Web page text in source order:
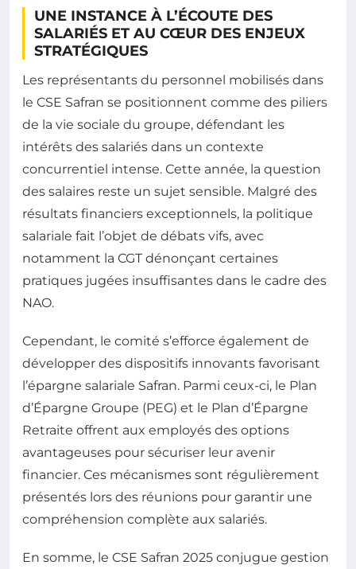
UNE INSTANCE À L’ÉCOUTE DES
SALARIÉS ET AU CŒUR DES ENJEUX
STRATÉGIQUES
Les représentants du personnel mobilisés dans
le CSE Safran se positionnent comme des piliers
de la vie sociale du groupe, défendant les
intérêts des salariés dans un contexte
concurrentiel intense. Cette année, la question
des salaires reste un sujet sensible. Malgré des
résultats financiers exceptionnels, la politique
salariale fait l’objet de débats vifs, avec
notamment la CGT dénonçant certaines
pratiques jugées insuffisantes dans le cadre des
NAO.
Cependant, le comité s’efforce également de
développer des dispositifs innovants favorisant
l’épargne salariale Safran. Parmi ceux-ci, le Plan
d’Épargne Groupe (PEG) et le Plan d’Épargne
Retraite offrent aux employés des options
avantageuses pour sécuriser leur avenir
financier. Ces mécanismes sont régulièrement
présentés lors des réunions pour garantir une
compréhension complète aux salariés.
En somme, le CSE Safran 2025 conjugue gestion